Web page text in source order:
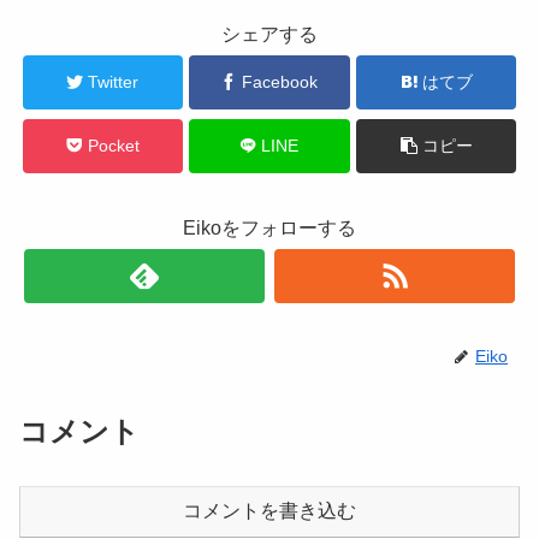
シェアする
Twitter Facebook はてブ
Pocket LINE コピー
Eikoをフォローする
Eiko
コメント
コメントを書き込む